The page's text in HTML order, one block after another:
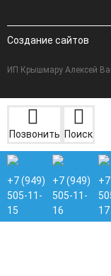
Создание сайтов
ИП Крышмару Алексей
Позвонить Поиск
+7 (949)
505-11-
15
+7 (949)
505-11-
16
17